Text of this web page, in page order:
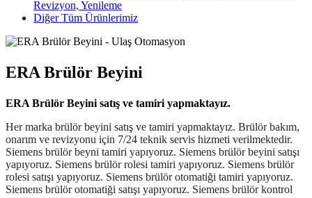
Revizyon, Yenileme
Diğer Tüm Ürünlerimiz
ERA Brülör Beyini
ERA Brülör Beyini satış ve tamiri yapmaktayız.
Her marka brülör beyini satış ve tamiri yapmaktayız. Brülör bakım, onarım ve revizyonu için 7/24 teknik servis hizmeti verilmektedir. Siemens brülör beyni tamiri yapıyoruz. Siemens brülör beyini satışı yapıyoruz. Siemens brülör rolesi tamiri yapıyoruz. Siemens brülör rolesi satışı yapıyoruz. Siemens brülör otomatiği tamiri yapıyoruz. Siemens brülör otomatiği satışı yapıyoruz. Siemens brülör kontrol kutusu tamiri yapıyoruz. Siemens brülör kontrol kutusu satışı yapıyoruz. Brahma brülör beyni tamiri yapıyoruz. Brahma brülör beyini satışı yapıyoruz. Brahma brülör rolesi tamiri yapıyoruz. Brahma brülör rolesi satışı yapıyoruz. Brahma brülör otomatiği satışı yapıyoruz. Brahma brülör otomatiği tamiri yapıyoruz. Brahma brülör kontrol kutusu tamiri yapıyoruz. Brahma brülör kontrol kutusu satışı yapıyoruz. Brahma brülör denetleyici tamiri yapıyoruz. Brahma brülör denetleyici satışı yapıyoruz. Honeywell brülör beyni tamiri yapıyoruz. Honeywell brülör beyini satışı yapıyoruz. Honeywell brülör rolesi tamiri yapıyoruz. Honeywell brülör rolesi satışı yapıyoruz. Honeywell brülör otomatiği tamiri yapıyoruz. Honeywell brülör otomatiği satışı yapıyoruz. Honeywell brülör kontrol kutusu tamiri yapıyoruz. Honeywell brülör kontrol kutusu satışı yapıyoruz. Honeywell brülör denetleyici tamiri yapıyoruz. Honeywell brüllör denetleyici satışı yapıyoruz. Sacmi brülör beyni tamiri yapıyoruz. Sacmi brülör beyini satışı yapıyoruz. Sacmi brülör rolesi tamiri yapıyoruz. Sacmi brülör rolesi satışı yapıyoruz. Sacmi brülör otomatiği tamiri yapıyoruz. Sacmi brülör otomatiği satışı yapıyoruz. Sacmi brülör denetleyici tamiri yapıyoruz. Sacmi brülör denetleyici satışı yapıyoruz. Sacmi brülör kontrol kutusu tamiri yapıyoruz. Sacmi brülör kontrol kutusu satışı yapıyoruz. Landis brülör beyni tamiri yapıyoruz. Landis brülör beyini satışı yapıyoruz. Landis brülör rolesi tamiri yapıyoruz. Landis brülör rolesi satışı yapıyoruz. Landis brülör otomatiği tamiri yapıyoruz. Landis brülör otomatiği satışı yapıyoruz. Landis brülör kontrol kutusu tamiri yapıyoruz. Landis brülör kontrol kutusu satışı yapıyoruz. Landis brülör denetleyici tamiri yapıyoruz. Landis brülör denetleyici satışı yapıyoruz. Kromschroder brülör beyni tamiri yapıyoruz. Krom Schroder brülör beyni satışı yapıyoruz. Kromschroder brülör rolesi tamiri yapıyoruz. Krom Schroder brülör rolesi satışı yapıyoruz. Kromschroder brülör otomatiği tamiri yapıyoruz. Krom Schroder brülör otomatiği satışı yapıyoruz. Kromschroder brülör kontrol kutusu tamiri yapıyoruz. Krom Schroder brülör kontrol kutusu satışı yapıyoruz. Kromschroder brülör denetleyici tamiri yapıyoruz. Krom Schroder brülör denetleyici satışı yapıyoruz. Satronic brülör beyni tamiri yapıyoruz. Satronic brülör beyini satışı yapıyoruz. Satronic brülör rolesi tamiri yapıyoruz. Satronic brülör rolesi satışı yapıyoruz. Satronic brülör otomatiği tamiri yapıyoruz. Satronic brülör otomatiği satışı yapıyoruz. Satronic brülör kontrol kutusu tamiri yapıyoruz. Satronic brülör kontrol kutusu satışı yapıyoruz. Satronic brülör denetleyici tamiri yapıyoruz. Satronic brülör denetleyici satışı yapıyoruz. Lamtec brülör beyni tamiri yapıyoruz. Lamtec brülör beyini tamiri yapıyoruz. Lamtec brülör rolesi tamiri yapıyoruz. Lamtec brülör rolesi satışı yapıyoruz. Lamtec brülör otomatiği tamiri yapıyoruz. Lamtec brülör otomatiği satışı yapıyoruz. Lamtec brülör denetleyici tamiri yapıyoruz. Lamtec brülör denetleyici satışı yapıyoruz. Lamtec brülör kontrol kutusu tamiri yapıyoruz. Lamtec brülör kontrol kutusu satışı yapıyoruz. Geox brülör beyni tamiri yapıyoruz. Geox brülör beyini satışı yapıyoruz. Geox brülör rolesi tamiri yapıyoruz. Geox brülör rolesi satışı yapıyoruz. Geox brülör otomatiği tamiri yapıyoruz. Geox brülör otomatiği satışı yapıyoruz. Geox brülör kontrol kutusu tamiri yapıyoruz. Geox brülör kontrol kutusu satışı yapıyoruz. Geox brülör denetleyici tamiri yapıyoruz. SIEMENS LME21.130C2 satış ve tamiri yapıyoruz. SIEMENS LME21.230C2 satış ve tamiri yapıyoruz. SIEMENS LME21.330C2 satış ve tamiri yapıyoruz. SIEMENS LME21.350C2 satış ve tamiri yapıyoruz. SIEMENS LME21.550C2 satış ve tamiri yapıyoruz. SIEMENS LME22.131C2 satış ve tamiri yapıyoruz. SIEMENS LME22.231C2 satış ve tamiri yapıyoruz. SIEMENS LME22.232C2 satış ve tamiri yapıyoruz. SIEMENS LME22.233C2 satış ve tamiri yapıyoruz. SIEMENS LME22.331C2 satış ve tamiri yapıyoruz. SIEMENS LGA52.171B27 satış ve tamiri yapıyoruz. SIEMENS LME39.400A2 satış ve tamiri yapıyoruz. SIEMENS LME41.054C2 satış ve tamiri yapıyoruz. SIEMENS LME41.091C2 satış ve tamiri yapıyoruz. SIEMENS LGB21.330A27 satış ve tamiri yapıyoruz. SIEMENS LGB21.130A27 satış ve tamiri yapıyoruz. SIEMENS LGB21.230A27 satış ve tamiri yapıyoruz. SIEMENS LGB21.350A27 satış ve tamiri yapıyoruz. SIEMENS LGB21.550A27 satış ve tamiri yapıyoruz. SIEMENS LGB21.330A27 satış ve tamiri yapıyoruz. SIEMENS LGB22.230B27 satış ve tamiri yapıyoruz. SIEMENS LGB32.330A27 satış ve tamiri yapıyoruz. SIEMENS LGB22.130A27 satış ve tamiri yapıyoruz. SIEMENS LGB41.258A27 satış ve tamiri yapıyoruz. SIEMENS LGB22.330A27 satış ve tamiri yapıyoruz. SIEMENS LME11.330C2BT satış ve tamiri yapıyoruz. SIEMENS LME21.430C2BT satış ve tamiri yapıyoruz. SIEMENS LMO44.255C2BT satış ve tamiri yapıyoruz. SIEMENS LME22.233C2BT satış ve tamiri yapıyoruz. SIEMENS LME22.331C2BT satış ve tamiri yapıyoruz. SIEMENS LME21.330C2BT satış ve tamiri yapıyoruz. SIEMENS LME22.233C2RL satış ve tamiri yapıyoruz. SIEMENS LME21.430C2 satış ve tamiri yapıyoruz. SIEMENS LME21.130C2RL satış ve tamiri yapıyoruz. SIEMENS LME21.330A2BT satış ve tamiri yapıyoruz. SIEMENS LMO14.111C2BT satış ve tamiri yapıyoruz. SIEMENS LME22.131A2 satış ve tamiri yapıyoruz. SIEMENS LME21.130A2 satış ve tamiri yapıyoruz. SIEMENS LME21.230A2 satış ve tamiri yapıyoruz. SIEMENS LME21.330A2 satış ve tamiri yapıyoruz. SIEMENS LME21.350A1 satış ve tamiri yapıyoruz. SIEMENS LME21.350A2 satış ve tamiri yapıyoruz. SIEMENS LME21.550A2 satış ve tamiri yapıyoruz. SIEMENS LME22.131A2 satış ve tamiri yapıyoruz. SIEMENS LME22.131A2 satış ve tamiri yapıyoruz. SIEMENS LME22.131A2 satış ve tamiri yapıyoruz. SIEMENS LME11.230A2 satış ve tamiri yapıyoruz. SIEMENS LME22.331A1 satış ve tamiri yapıyoruz. SIEMENS LME22.333A2 satış ve tamiri yapıyoruz. SIEMENS LME23.331A2 satış ve tamiri yapıyoruz. SIEMENS LME23.351A2 satış ve tamiri yapıyoruz. SIEMENS LME39.400A2 satış ve tamiri yapıyoruz. SIEMENS LME41.051A2 satış ve tamiri yapıyoruz. SIEMENS LME41.053A2 satış ve tamiri yapıyoruz. SIEMENS LME41.054A2 satış ve tamiri yapıyoruz. SIEMENS LME41.071A2 satış ve tamiri yapıyoruz. SIEMENS LME41.091A2 satış ve tamiri yapıyoruz. SIEMENS LME41.092A2 satış ve tamiri yapıyoruz. SIEMENS LME41.052A2 satış ve tamiri yapıyoruz. SIEMENS LME44.057A2 satış ve tamiri yapıyoruz. SIEMENS LMG21.330B27 satış ve tamiri yapıyoruz. SIEMENS LGB22.330B27 satış ve tamiri yapıyoruz. SIEMENS LOA36.171B27 satış ve tamiri yapıyoruz. SIEMENS LMG22.330B27 satış ve tamiri yapıyoruz. SIEMENS LFL1.122 satış ve tamiri yapıyoruz. SIEMENS LFL1.133 satış ve tamiri yapıyoruz. SIEMENS LFL1.322 satış ve tamiri yapıyoruz. SIEMENS LFL1.333 satış ve tamiri yapıyoruz. SIEMENS LFL1.332 satış ve tamiri yapıyoruz. SIEMENS LFL1.335 satış ve tamiri yapıyoruz. SIEMENS LFL1.622 satış ve tamiri yapıyoruz. SIEMENS LFL1.635 satış ve tamiri yapıyoruz. SIEMENS LFL1.638 satış ve tamiri yapıyoruz. SIEMENS LFL1.148 satış ve tamiri yapıyoruz. SIEMENS LFL1.322-F satış ve tamiri yapıyoruz. SIEMENS LGK16.122A27 satış ve tamiri yapıyoruz. SIEMENS LGK16.133A27 satış ve tamiri yapıyoruz. SIEMENS LGK16.322A27 satış ve tamiri yapıyoruz. SIEMENS LGK16.333A27 satış ve tamiri yapıyoruz. SIEMENS LGK16.335A27 satış ve tamiri yapıyoruz. SIEMENS LGK16.622A27 satış ve tamiri yapıyoruz. SIEMENS LGK16.635A27 satış ve tamiri yapıyoruz. SIEMENS LAO24.171B27 satış ve tamiri yapıyoruz. SIEMENS LOA36.171A27 satış ve tamiri yapıyoruz. SIEMENS LAL1.25 satış ve tamiri yapıyoruz. SIEMENS LAL2.25 satış ve tamiri yapıyoruz. SIEMENS LAL2.65 satış ve tamiri yapıyoruz. SIEMENS LAL2.14 satış ve tamiri yapıyoruz. SIEMENS LAL3.25 satış ve tamiri yapıyoruz. SIEMENS LMV52.200A2 satış ve tamiri yapıyoruz. BRAHMA SM 592n/s satış ve tamiri yapıyoruz. BRAHMA SR3 satış ve tamiri yapıyoruz. BRAHMA G22 satış ve tamiri yapıyoruz. BRAHMA VM43 satış ve tamiri yapıyoruz. BRAHMA CM 191N.2 satış ve tamiri yapıyoruz. BRAHMA VM41 satış ve tamiri yapıyoruz. BRAHMA GF2 satış ve tamiri yapıyoruz. BRAHMA CM31F satış ve tamiri yapıyoruz. BRAHMA SR3 satış ve tamiri yapıyoruz. BRAHMA MF2 satış ve tamiri yapıyoruz. BRAHMA AT5/TR satış ve tamiri yapıyoruz. BRAHMA VM42 satış ve tamiri yapıyoruz. BRAHMA RE3 satış ve tamiri yapıyoruz. BRAHMA GF3 satış ve tamiri yapıyoruz. BRAHMA SM 152N.2 satış ve tamiri yapıyoruz. BRAHMA GE1 satış ve tamiri yapıyoruz. BRAHMA VE3.2 satış ve tamiri yapıyoruz. BRAHMA GR1 satış ve tamiri yapıyoruz. BRAHMA GR1/Z satış ve tamiri yapıyoruz. BRAHMA GR2 satış ve tamiri yapıyoruz. BRAHMA G22/Z satış ve tamiri yapıyoruz. BRAHMA OR1 satış ve tamiri yapıyoruz. BRAHMA OR1/Z satış ve tamiri yapıyoruz. BRAHMA OR2 satış ve tamiri yapıyoruz. BRAHMA OR3 satış ve tamiri yapıyoruz. BRAHMA OS1/P satış ve tamiri yapıyoruz. BRAHMA OS1 satış ve tamiri yapıyoruz. BRAHMA OS2 satış ve tamiri yapıyoruz. BRAHMA VM44G satış ve tamiri yapıyoruz. BRAHMA VM44O satış ve tamiri yapıyoruz. BRAHMA VM45G satış ve tamiri yapıyoruz. BRAHMA VM45O satış ve tamiri yapıyoruz. BRAHMA G33 satış ve tamiri yapıyoruz. BRAHMA OR2 satış ve tamiri yapıyoruz. BRAHMA OR3/B satış ve tamiri yapıyoruz. BRAHMA FR1 satış ve tamiri yapıyoruz. BRAHMA GR2 satış ve tamiri yapıyoruz. BRAHMA GF3 satış ve tamiri yapıyoruz. BRAHMA OS1 satış ve tamiri yapıyoruz. BRAHMA OS1/PR BRAHMA satış ve tamiri yapıyoruz. OS1/P satış ve tamiri yapıyoruz. BRAHMA OS2 satış ve tamiri yapıyoruz. BRAHMA OS1/Z satış ve tamiri yapıyoruz. BRAHMA SM 192N.2 satış ve tamiri yapıyoruz. BEAHMA SM 191.1 satış ve tamiri yapıyoruz. BRAHMA SM 152N.2 satış ve tamiri yapıyoruz. BRAHMA SM 592N/S satış ve tamiri yapıyoruz. BRAHMA SM 152.2 satış ve tam